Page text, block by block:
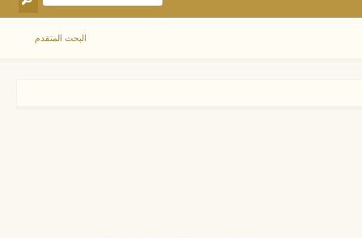
البحث المتقدم